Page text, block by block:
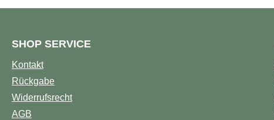
SHOP SERVICE
Kontakt
Rückgabe
Widerrufsrecht
AGB